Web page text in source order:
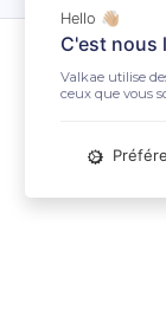
Hello 👋🏼
C'est nous
Valkae utilise
ceux que vous